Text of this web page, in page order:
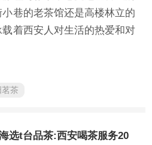
巷的老茶馆还是高楼林立的
着西安人对生活的热爱和对
茗茶
选t台品茶:西安喝茶服务20